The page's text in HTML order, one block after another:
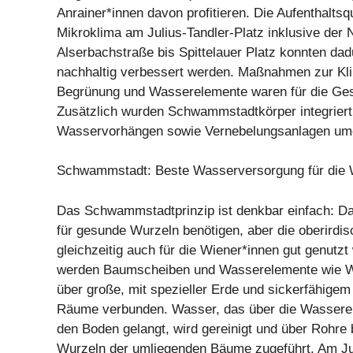
Anrainer*innen davon profitieren. Die
Mikroklima am Julius-Tandler-Platz inklusive der
Alserbachstraße bis Spittelauer Platz konnten
nachhaltig verbessert werden. Maßnahmen zur
Begrünung und Wasserelemente waren für die
Zusätzlich wurden Schwammstadtkörper
Wasservorhängen sowie Vernebelungsanlagen
Schwammstadt: Beste Wasserversorgung für die
Das Schwammstadtprinzip ist denkbar einfach:
für gesunde Wurzeln benötigen, aber die
gleichzeitig auch für die Wiener*innen gut genutzt
werden Baumscheiben und Wasserelemente wie
über große, mit spezieller Erde und
Räume verbunden. Wasser, das über die
den Boden gelangt, wird gereinigt und über Rohre
Wurzeln der umliegenden Bäume zugeführt. Am